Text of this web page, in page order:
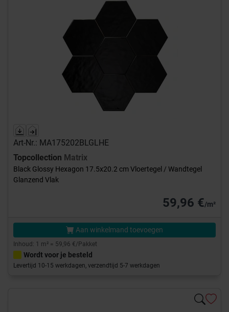
Art-Nr.: MA175202BLGLHE
Topcollection Matrix
Black Glossy Hexagon 17.5x20.2 cm Vloertegel / Wandtegel
Glanzend Vlak
59,96 €/m²
Aan winkelmand toevoegen
Inhoud: 1 m² = 59,96 €/Pakket
Wordt voor je besteld
Levertijd 10-15 werkdagen, verzendtijd 5-7 werkdagen